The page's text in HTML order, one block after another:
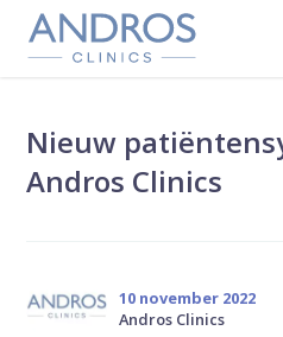
Navigatie overslaan
Nieuw
Andros Clinics
10 november 2022
Andros Clinics